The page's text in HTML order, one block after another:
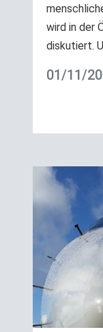
wird in der
diskutiert.
01/11/